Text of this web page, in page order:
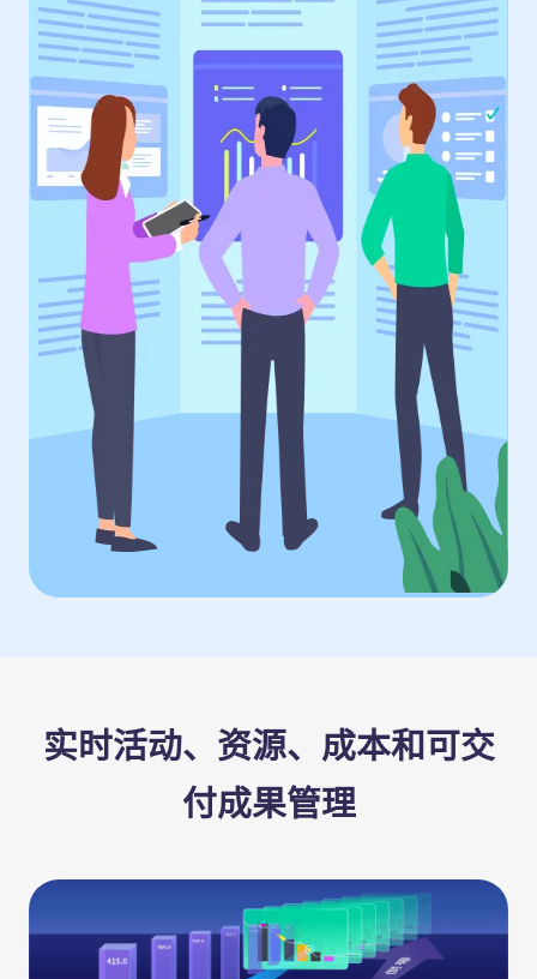
实时活动、资源、成本和可交
付成果管理